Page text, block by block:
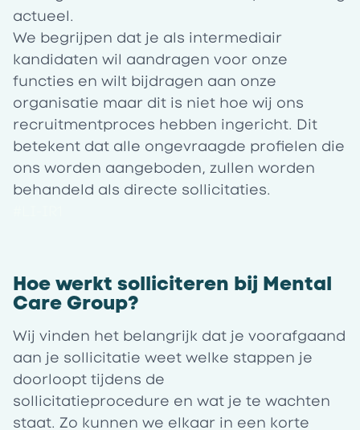
actueel.
We begrijpen dat je als intermediair
kandidaten wil aandragen voor onze
functies en wilt bijdragen aan onze
organisatie maar dit is niet hoe wij ons
recruitmentproces hebben ingericht. Dit
betekent dat alle ongevraagde profielen die
ons worden aangeboden, zullen worden
behandeld als directe sollicitaties.
Hoe werkt solliciteren bij Mental
Care Group?
Wij vinden het belangrijk dat je voorafgaand
aan je sollicitatie weet welke stappen je
doorloopt tijdens de
sollicitatieprocedure en wat je te wachten
staat. Zo kunnen we elkaar in een korte